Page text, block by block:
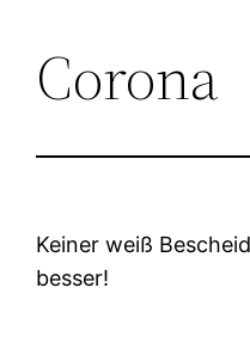
Zum
InhaltCorona
Keiner weiß
besser!